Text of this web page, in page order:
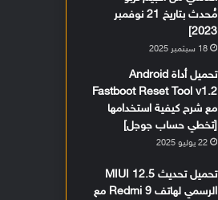
مُحدث بتاريخ 21 نوفمبر
2023]
18 سبتمبر 2025
تحميل أداة Android
Fastboot Reset Tool v1.2
مع شرح كيفية استخدامها
[تخطي حساب جوجل]
22 يوليو 2025
تحميل تحديث MIUI 12.5
الرسمي لهاتف Redmi 9 مع